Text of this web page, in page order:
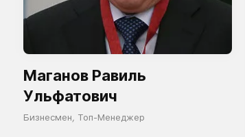
Маганов Равиль
Ульфатович
Бизнесмен, Топ-Менеджер